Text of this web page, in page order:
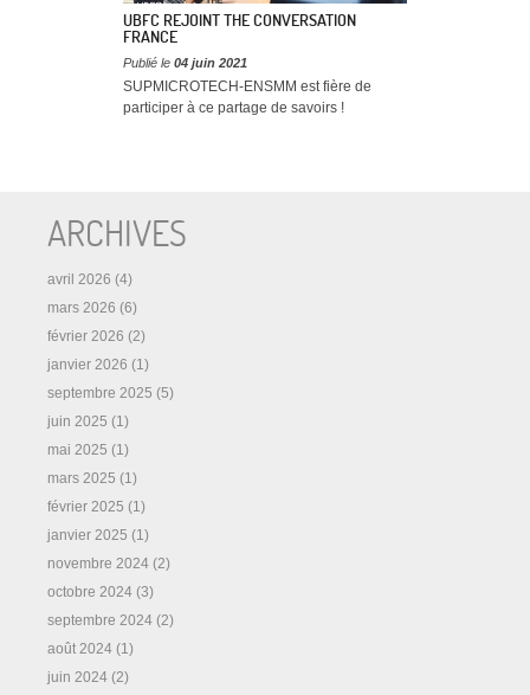
UBFC REJOINT THE CONVERSATION
FRANCE
Publié le 04 juin 2021
SUPMICROTECH-ENSMM est fière de
participer à ce partage de savoirs !
ARCHIVES
avril 2026 (4)
mars 2026 (6)
février 2026 (2)
janvier 2026 (1)
septembre 2025 (5)
juin 2025 (1)
mai 2025 (1)
mars 2025 (1)
février 2025 (1)
janvier 2025 (1)
novembre 2024 (2)
octobre 2024 (3)
septembre 2024 (2)
août 2024 (1)
juin 2024 (2)